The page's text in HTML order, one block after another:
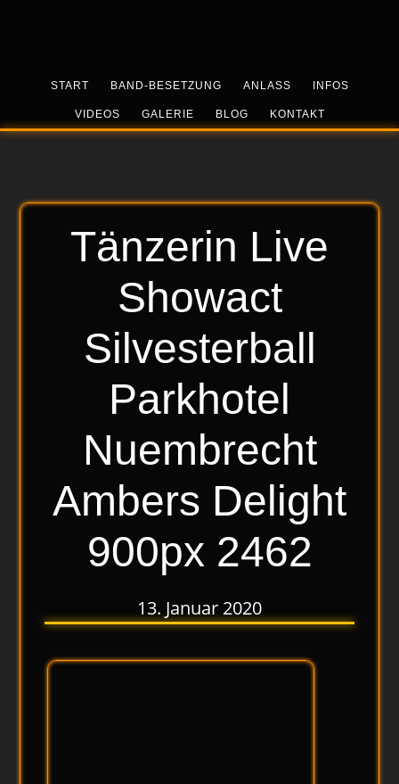
START BAND-BESETZUNG ANLASS INFOS
VIDEOS GALERIE BLOG KONTAKT
Tänzerin Live
Showact
Silvesterball
Parkhotel
Nuembrecht
Ambers Delight
900px 2462
13. Januar 2020